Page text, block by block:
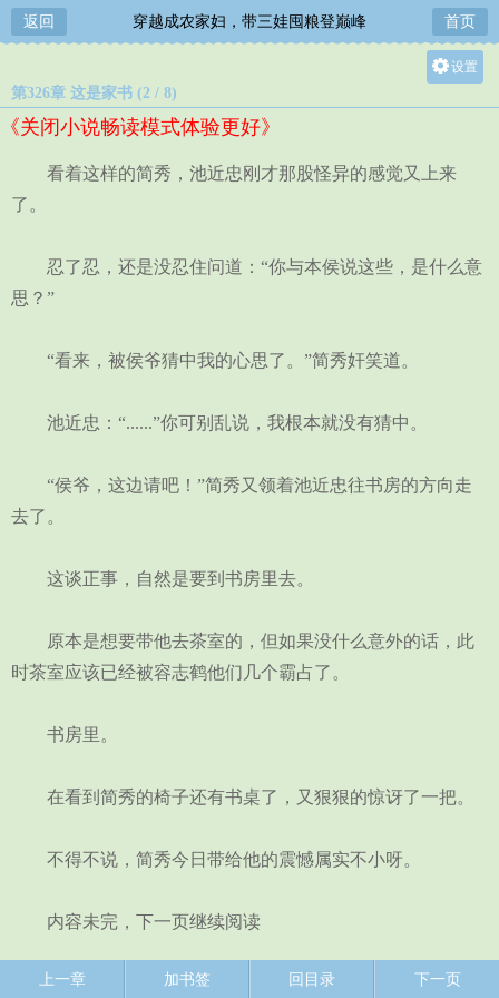
返回 穿越成农家妇，带三娃囤粮登巅峰 首页
设置
中
第326章 这是家书 (2 / 8)
《关闭小说畅读模式体验更好》
看着这样的简秀，池近忠刚才那股怪异的感觉又上来
了。
忍了忍，还是没忍住问道：“你与本侯说这些，是什么意
思？”
“看来，被侯爷猜中我的心思了。”简秀奸笑道。
池近忠：“......”你可别乱说，我根本就没有猜中。
“侯爷，这边请吧！”简秀又领着池近忠往书房的方向走
去了。
这谈正事，自然是要到书房里去。
原本是想要带他去茶室的，但如果没什么意外的话，此
时茶室应该已经被容志鹤他们几个霸占了。
书房里。
在看到简秀的椅子还有书桌了，又狠狠的惊讶了一把。
不得不说，简秀今日带给他的震憾属实不小呀。
内容未完，下一页继续阅读
上一章 加书签 回目录 下一页